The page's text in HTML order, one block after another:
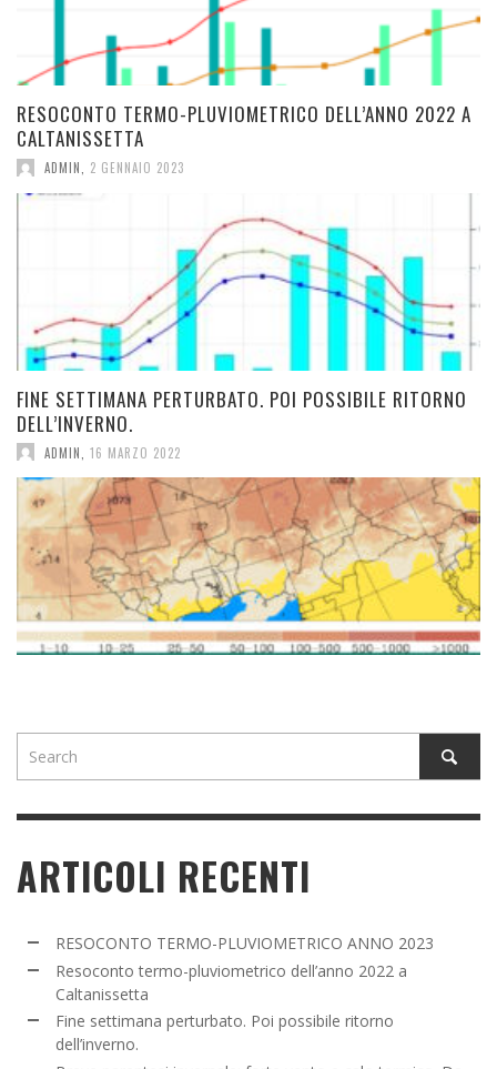
RESOCONTO TERMO-PLUVIOMETRICO DELL’ANNO 2022 A
CALTANISSETTA
ADMIN 2 GENNAIO 2023
FINE SETTIMANA PERTURBATO. POI POSSIBILE RITORNO
DELL’INVERNO.
ADMIN 16 MARZO 2022
ARTICOLI RECENTI
RESOCONTO TERMO-PLUVIOMETRICO ANNO 2023
Resoconto termo-pluviometrico dell’anno 2022 a
Caltanissetta
Fine settimana perturbato. Poi possibile ritorno
dell’inverno.